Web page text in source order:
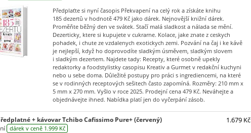
Předplaťte si nyní časopis Překvapení na celý rok a získáte knihu
185 dezertů v hodnotě 479 Kč jako dárek. Nejnovější knižní dárek.
Proměňte běžný den ve svátek. Stačí malá sladkost a nálada se mění.
Dezerticky, ktere si kupujete v cukrarne. Kolace, jake znate z ceskych
pohadek, i chute ze vzdalenych exotickych zemi. Pozvání na čaj i ke kávě
je nejlepší, když ho doprovodíte sladkým úsměvem, sladkým slovem
i sladkým dezertem. Najdete tady: Recepty, které osobně upekly
redaktorky a foodstylistky casopisu Kreativ a Gurmet v redakční kuchyni
nebo u sebe doma. Důležité postupy pro práci s ingrediencemi, na které
se v rodinných receptových sešitech často zapomíná. Rozměry: 210 mm x
5 mm x 270 mm. Vyšlo v roce 2025. Prodejní cena 479 Kč. Neváhejte a
objednávejte ihned. Nabídka platí jen do vyčerpání zásob.
+ kávovar Tchibo Cafissimo Pure+ (červený)
dárek v ceně 1.999 Kč
1.679 Kč